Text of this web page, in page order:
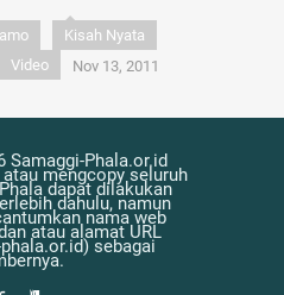
Kisah Nyata
Video Nov 13, 2011
Samaggi-Phala.or.id
mengcopy seluruh
dapat dilakukan
dahulu, namun
nama web
atau alamat URL
sebagai